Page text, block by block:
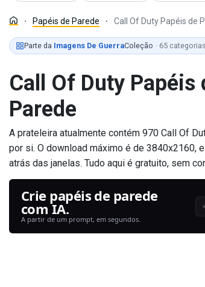
Papéis de Parede Call Of Duty Papéis de
Parte da Imagens De GuerraColeção · 65 categorias
Call Of Duty Papéis
Parede
A prateleira atualmente contém 970 Call Of
por si. O download máximo é de 3840x2160,
atrás das janelas. Tudo aqui é gratuito, sem
Crie papéis de parede
com IA.
A partir de um prompt, em segundos.